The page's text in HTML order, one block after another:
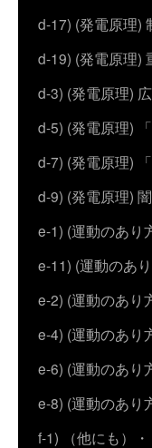
d-17) (発電原理)
d-19) (発電原理)
d-3) (発電原理)
d-5) (発電原理)
d-7) (発電原理)
d-9) (発電原理)
e-1) (運動のあり
e-11) (運動のあ
e-2) (運動のあり
e-4) (運動のあり
e-6) (運動のあり
e-8) (運動のあり
f-1) （他にも）